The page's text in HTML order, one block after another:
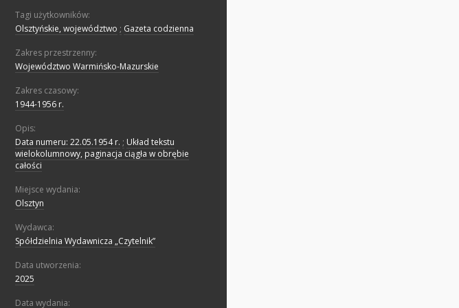
Tagi użytkowników:
Olsztyńskie, województwo ; Gazeta codzienna
Zakres przestrzenny:
Województwo Warmińsko-Mazurskie
Zakres czasowy:
1944-1956 r.
Opis:
Data numeru: 22.05.1954 r. ; Układ tekstu
wielokolumnowy, paginacja ciągła w obrębie
całości
Miejsce wydania:
Olsztyn
Wydawca:
Spółdzielnia Wydawnicza „Czytelnik”
Data utworzenia:
2025
Data wydania: